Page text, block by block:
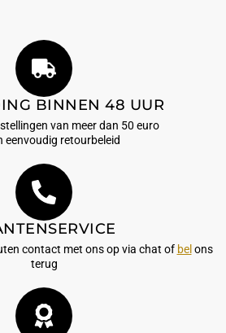
BINNEN 48 UUR
van meer dan 50 euro
eenvoudig retourbeleid
contact met ons op via chat of bel ons
terug